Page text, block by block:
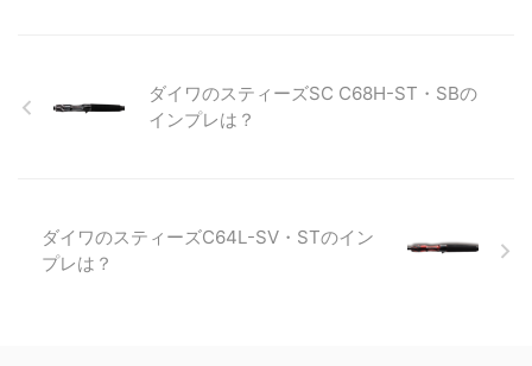
ダイワのスティーズSC C68H-ST・SBの
インプレは？
ダイワのスティーズC64L-SV・STのイン
プレは？